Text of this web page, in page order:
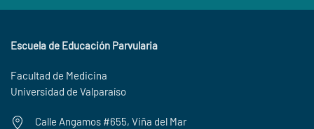
Escuela de Educación Parvularia
Facultad de Medicina
Universidad de Valparaíso
Calle Angamos #655, Viña del Mar